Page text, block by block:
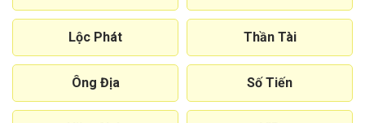
Lộc Phát Thần Tài
Ông Địa Số Tiến